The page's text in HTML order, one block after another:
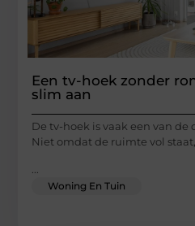
Een tv-hoek zonder
slim aan
De tv-hoek is vaak een van
Niet omdat de ruimte vol
Woning En Tuin